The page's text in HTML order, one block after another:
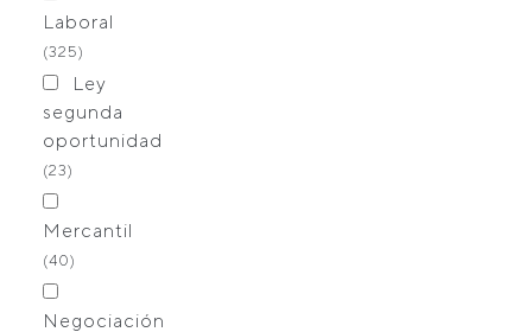
Laboral
(325)
Ley
segunda
oportunidad
(23)
Mercantil
(40)
Negociación